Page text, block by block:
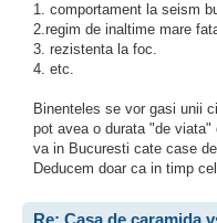
1. comportament la seism
2.regim de inaltime mare
3. rezistenta la foc.
4. etc.
Binenteles se vor gasi unii
pot avea o durata "de
va in Bucuresti cate case
Deducem doar ca in timp
Re: Casa de caramida